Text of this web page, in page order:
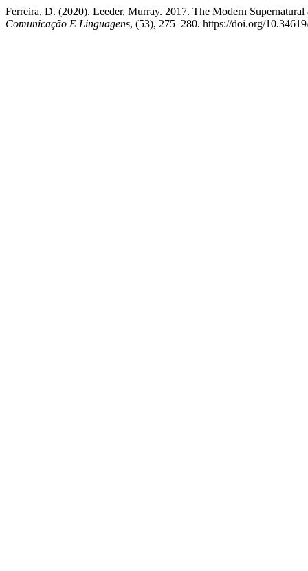
Ferreira, D. (2020). Leeder, Murray. 2017. The Modern
Comunicação E Linguagens, (53), 275–280. https://doi.org/